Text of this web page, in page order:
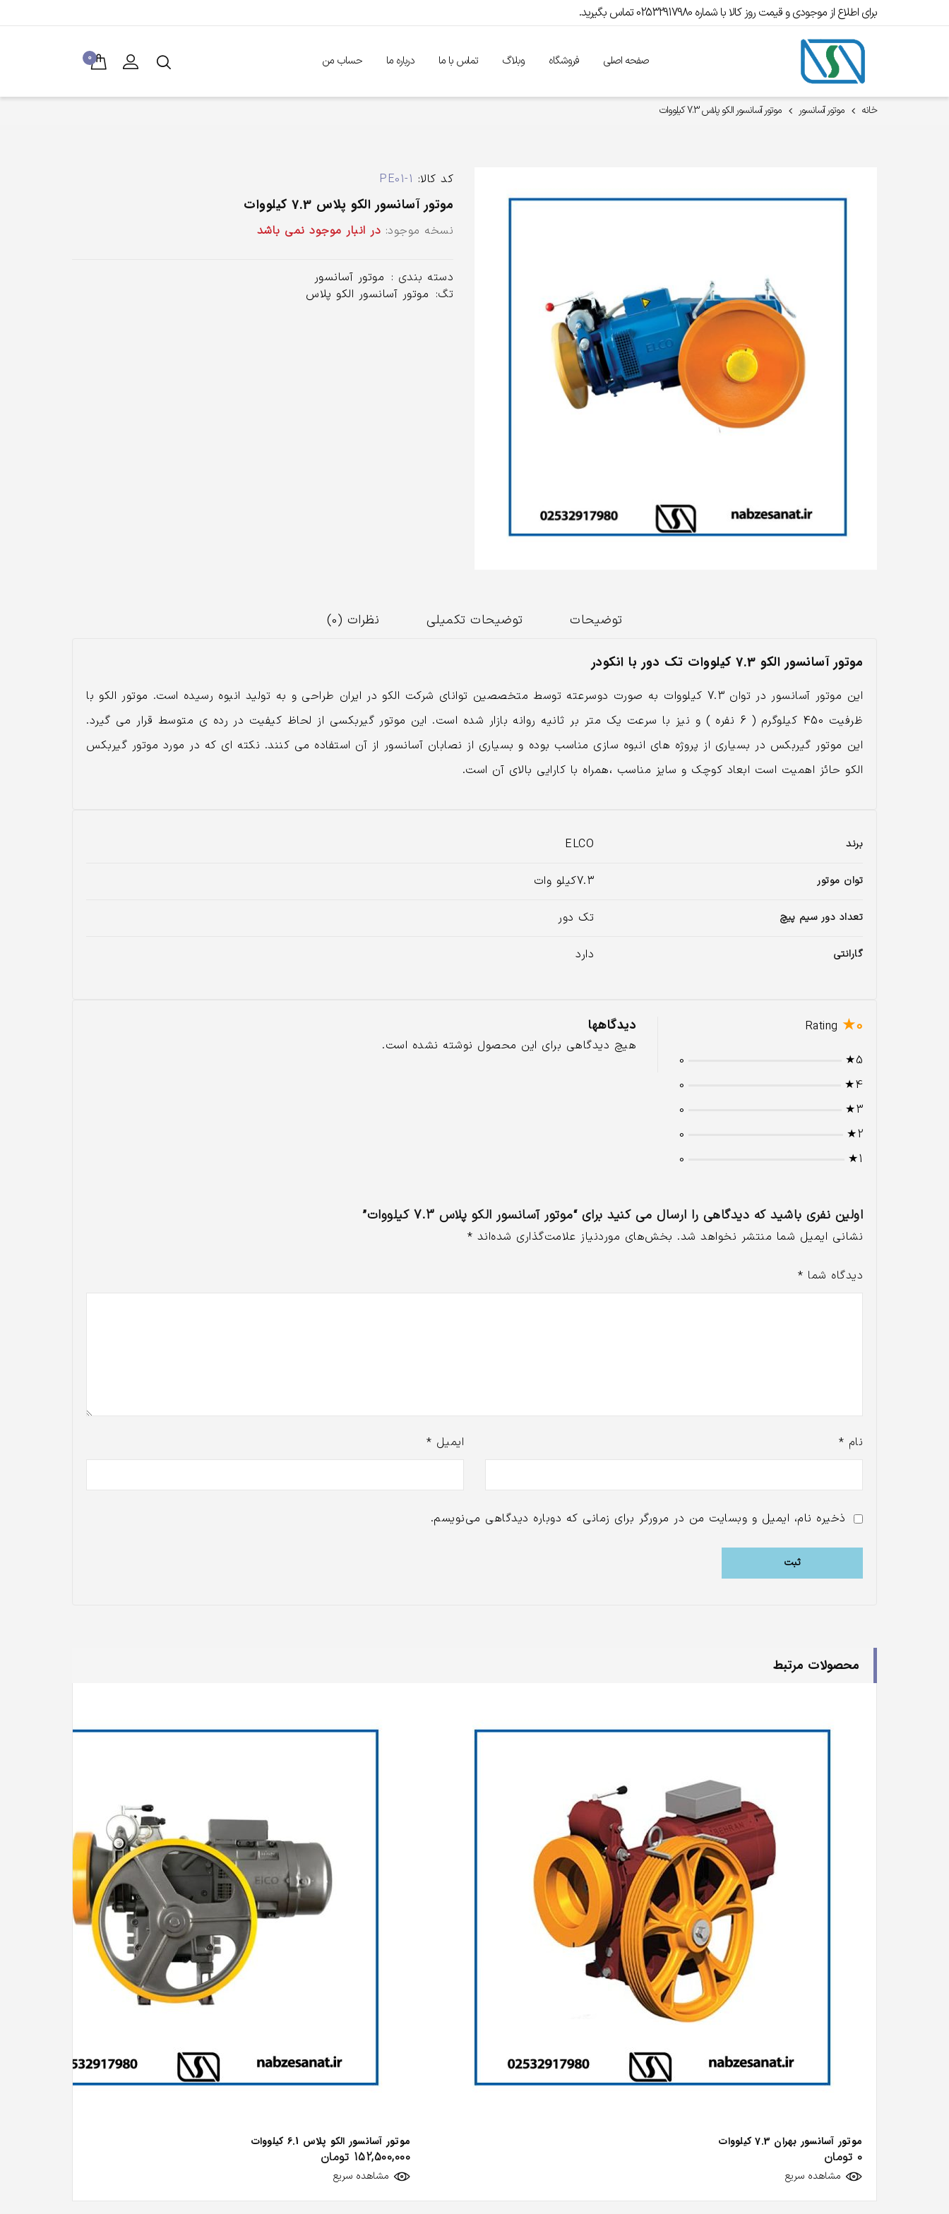
برای اطلاع از موجودی و قیمت روز کالا با شماره 02532917980 تماس بگیرید.
صفحه اصلی فروشگاه وبلاگ تماس با ما درباره ما حساب من 0
خانه موتور آسانسور موتور آسانسور الکو پلاس 7.3 کیلووات
کد کالا: PE01-1
موتور آسانسور الکو پلاس 7.3 کیلووات
نسخه موجود: در انبار موجود نمی باشد
دسته بندی : موتور آسانسور
تگ: موتور آسانسور الکو پلاس
توضیحات توضیحات تکمیلی نظرات (0)
موتور آسانسور الکو 7.3 کیلووات تک دور با انکودر
این موتور آسانسور در توان 7.3 کیلووات به صورت دوسرعته توسط متخصصین توانای شرکت الکو در ایران طراحی و به تولید انبوه رسیده است. موتور الکو با
ظرفیت 450 کیلوگرم ( 6 نفره ) و نیز با سرعت یک متر بر ثانیه روانه بازار شده است. این موتور گیربکسی از لحاظ کیفیت در رده ی متوسط قرار می گیرد.
این موتور گیربکس در بسیاری از پروژه های انبوه سازی مناسب بوده و بسیاری از نصابان آسانسور از آن استفاده می کنند. نکته ای که در مورد موتور گیربکس
الکو حائز اهمیت است ابعاد کوچک و سایز مناسب ،همراه با کارایی بالای آن است.
برند ELCO
توان موتور 7.3کیلو وات
تعداد دور سیم پیچ تک دور
گارانتی دارد
0★
Rating
5★
0
4★
0
3★
0
2★
0
1★
0
دیدگاهها
هیچ دیدگاهی برای این محصول نوشته نشده است.
اولین نفری باشید که دیدگاهی را ارسال می کنید برای “موتور آسانسور الکو پلاس 7.3 کیلووات”
نشانی ایمیل شما منتشر نخواهد شد. بخش‌های موردنیاز علامت‌گذاری شده‌اند *
دیدگاه شما *
نام * ایمیل *
ذخیره نام، ایمیل و وبسایت من در مرورگر برای زمانی که دوباره دیدگاهی می‌نویسم.
محصولات مرتبط
موتور آسانسور بهران 7.3 کیلووات
0 تومان
مشاهده سریع
موتور آسانسور الکو پلاس 6.1 کیلووات
152,500,000 تومان
مشاهده سریع